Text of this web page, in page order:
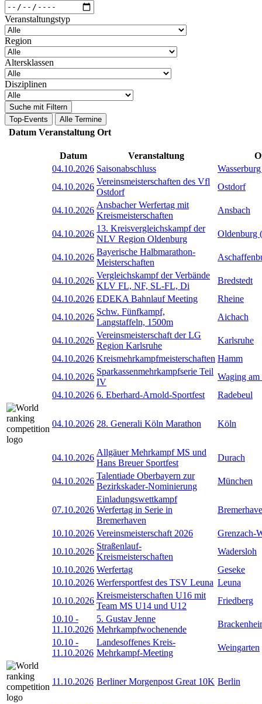
Veranstaltungstyp
Region
Altersklassen
Disziplinen
Suche mit Filtern
Top-Events
Alle Termine
Datum Veranstaltung Ort
Datum Veranstaltung
04.10.2026 Saisonabschluss
04.10.2026
Vereinsmeisterschaften des Vfl
Ostdorf
Ostdorf
04.10.2026
Ansbacher Werfertag mit
Kreismeisterschaften
Ansbach
04.10.2026
13. Kreisvergleichskampf der
NLV Region Oldenburg
Oldenburg
04.10.2026
Bayerische Halbmarathon-
Meisterschaften
04.10.2026
Vergleichskampf der Verbände
KLV FL, NF, SL-FL, Di
Bredstedt
04.10.2026 EDEKA Bahnlauf Meeting
Rheine
04.10.2026
Schw. Fünfkampf,
Langstaffeln, 1500m
Aichach
04.10.2026
Vereinsmeisterschaft der LG
Region Karlsruhe
Karlsruhe
04.10.2026 Kreismehrkampfmeisterschaften Hamm
04.10.2026
Sparkassenmehrkampfserie Teil
IV
Waging am
04.10.2026 6. Eberhard-Arnold-Sportfest Radebeul
04.10.2026 28. Generali Köln Marathon Köln
04.10.2026
Allgäuer Mehrkampf MS und
Hans Breuer Sportfest
Durach
04.10.2026
Talentiade Oberbayern zur
Bezirkskader-Nominierung
München
07.10.2026
Einladungswettkampf
Werfertag in Serie in
Bremerhaven
10.10.2026 Vereinsmeisterschaft 2026
Grenzach-
10.10.2026
Straßenlauf-
Kreismeisterschaften
Wadersloh
10.10.2026 Werfertag
Geseke
10.10.2026 Werfersportfest des TSV Leuna Leuna
10.10.2026
Kreismeisterschaften U16 mit
Team MS U14 und U12
Friedberg
10.10 -
11.10.2026
5. Gustav Jenne
Mehrkampfwochenende
10.10 -
11.10.2026
Landesoffenes Kreis-
Mehrkampf-Meeting
Weingarten
11.10.2026 Berliner Morgenpost Great 10K Berlin